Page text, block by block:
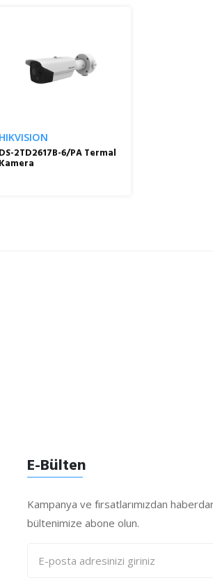
HIKVISION
DS-2TD2617B-6/PA Termal
Kamera
E-Bülten
Kampanya ve fırsatlarımızdan
bültenimize abone olun.